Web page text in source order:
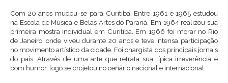
Com 20 anos mudou-se para Curitiba. Entre 1961 e 1965 estudou
na Escola de Música e Belas Artes do Paraná. Em 1964 realizou sua
primeira mostra individual em Curitiba. Em 1966 foi morar no Rio
de Janeiro, onde viveu durante 20 anos e teve intensa participação
no movimento artístico da cidade. Foi chargista dos principais jornais
do país. Através de uma arte que retrata sua típica irreverência e
bom humor, logo se projetou no cenário nacional e internacional.